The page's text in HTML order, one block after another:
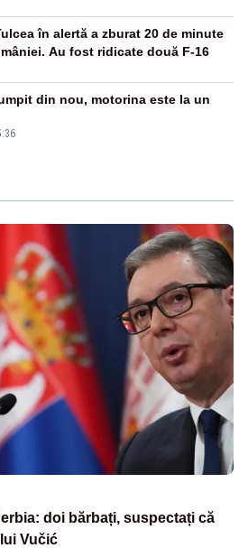
în alertă a zburat 20 de minute
Au fost ridicate două F-16
din nou, motorina este la un
doi bărbați, suspectați că
Vučić